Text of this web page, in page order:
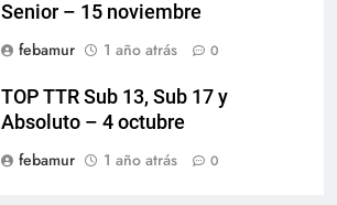
Senior – 15 noviembre
febamur
1 año atrás 0
TOP TTR Sub 13, Sub 17 y
Absoluto – 4 octubre
febamur
1 año atrás 0